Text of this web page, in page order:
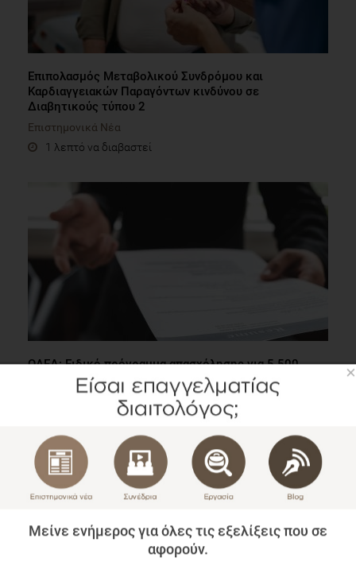
Επιπολασμός Μεταβολικού Συνδρόμου και
Καρδιαγγειακών Παραγόντων κινδύνου σε
Διαβητικούς τύπου 2
Επιστημονικά Νέα
1 λεπτό να διαβαστεί
ΟΑΕΔ: Ειδικό πρόγραμμα απασχόλησης για 5.500
ανέργους πτυχιούχους
2 λεπτά να διαβαστεί
×
Μείνε ενήμερος για όλες τις εξελίξεις που σε
αφορούν.